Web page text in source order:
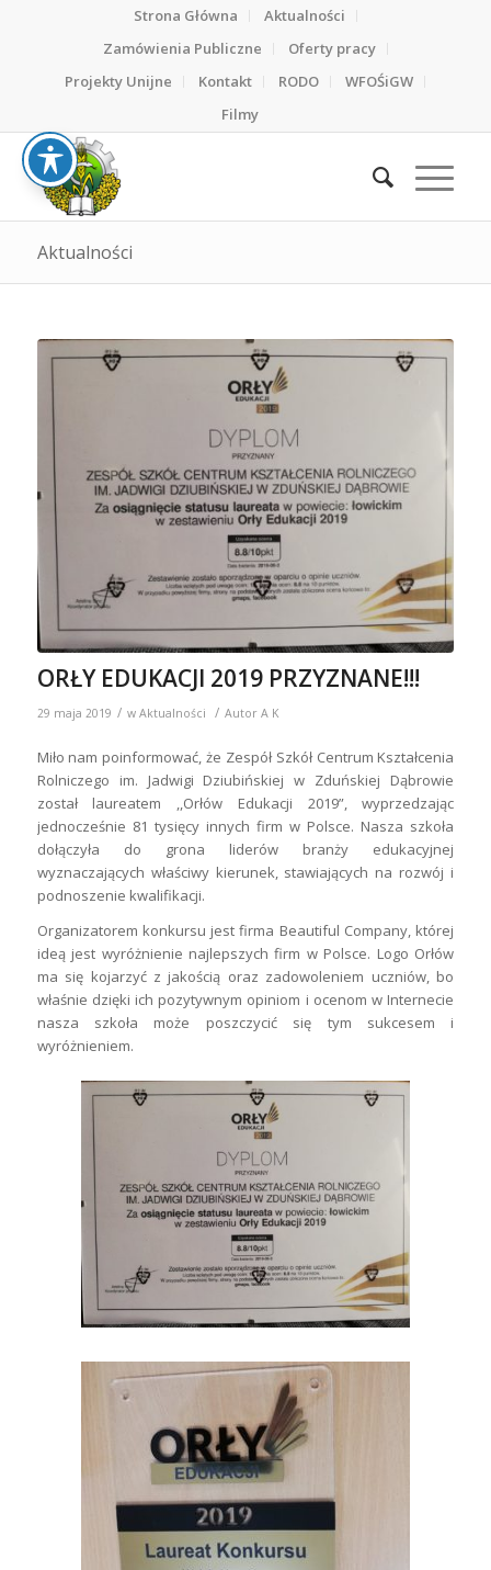
Strona Główna
Aktualności
Zamówienia Publiczne
Oferty pracy
Projekty Unijne
Kontakt RODO
WFOŚiGW
Filmy
Aktualności
ORŁY EDUKACJI 2019 PRZYZNANE!!!
29 maja 2019 / w Aktualności / Autor A K
Miło nam poinformować, że Zespół Szkół Centrum Kształcenia
Rolniczego im. Jadwigi Dziubińskiej w Zduńskiej Dąbrowie
został laureatem ,,Orłów Edukacji 2019”, wyprzedzając
jednocześnie 81 tysięcy innych firm w Polsce. Nasza szkoła
dołączyła do grona liderów branży edukacyjnej
wyznaczających właściwy kierunek, stawiających na rozwój i
podnoszenie kwalifikacji.
Organizatorem konkursu jest firma Beautiful Company, której
ideą jest wyróżnienie najlepszych firm w Polsce. Logo Orłów
ma się kojarzyć z jakością oraz zadowoleniem uczniów, bo
właśnie dzięki ich pozytywnym opiniom i ocenom w Internecie
nasza szkoła może poszczycić się tym sukcesem i
wyróżnieniem.